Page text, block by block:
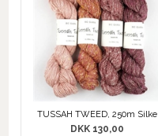
TUSSAH TWEED, 250m Silke
DKK 130,00